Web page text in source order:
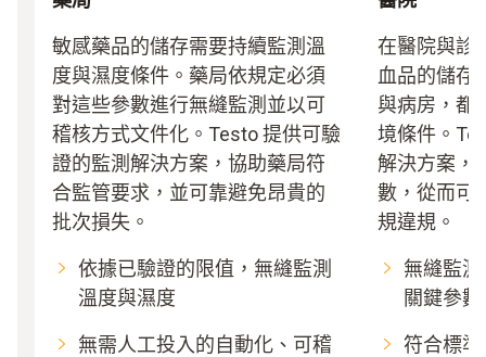
敏感藥品的儲存需要持續監測溫
度與濕度條件。藥局依規定必須
對這些參數進行無縫監測並以可
稽核方式文件化。Testo 提供可驗
證的監測解決方案，協助藥局符
合監管要求，並可靠避免昂貴的
批次損失。
依據已驗證的限值，無縫監測
溫度與濕度
無需人工投入的自動化、可稽
在醫院與診
血品的儲存
與病房，都
境條件。
解決方案，
數，從而可
規違規。
無縫監
關鍵參數
符合標